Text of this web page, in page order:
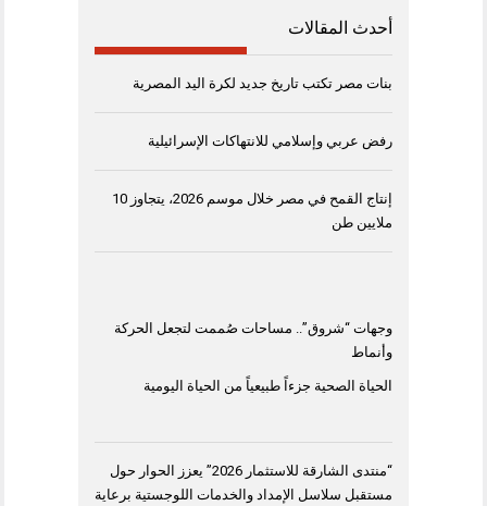
أحدث المقالات
بنات مصر تكتب تاريخ جديد لكرة اليد المصرية
رفض عربي وإسلامي للانتهاكات الإسرائيلية
إنتاج القمح في مصر خلال موسم 2026، يتجاوز 10
ملايين طن
وجهات “شروق”.. مساحات صُممت لتجعل الحركة
وأنماط
الحياة الصحية جزءاً طبيعياً من الحياة اليومية
“منتدى الشارقة للاستثمار 2026” يعزز الحوار حول
مستقبل سلاسل الإمداد والخدمات اللوجستية برعاية